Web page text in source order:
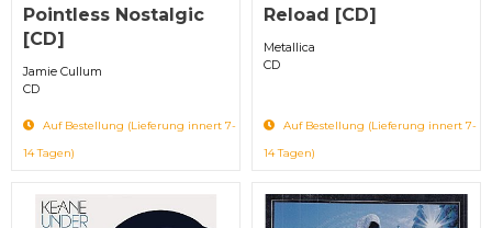
Pointless Nostalgic
[CD]
Jamie Cullum
CD
Auf Bestellung (Lieferung innert 7-
14 Tagen)
Reload [CD]
Metallica
CD
Auf Bestellung (Lieferung innert 7-
14 Tagen)